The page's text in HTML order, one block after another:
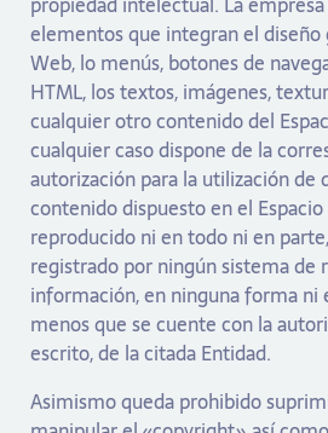
elementos que integran el diseño
Web, lo menús, botones de
HTML, los textos, imágenes,
cualquier otro contenido del
cualquier caso dispone de la
autorización para la utilización de
contenido dispuesto en el
reproducido ni en todo ni en
registrado por ningún sistema de
información, en ninguna forma ni
menos que se cuente con la
escrito, de la citada Entidad.
Asimismo queda prohibido